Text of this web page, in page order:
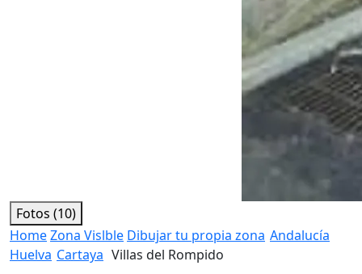
Fotos (10)
HomeZona Vislble Dibujar tu propia zona Andalucía
Huelva Cartaya Villas del Rompido